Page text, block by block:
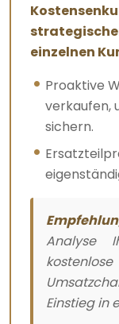
einzelnen
Proaktive
verkaufen,
sichern.
Analyse
Einstieg in